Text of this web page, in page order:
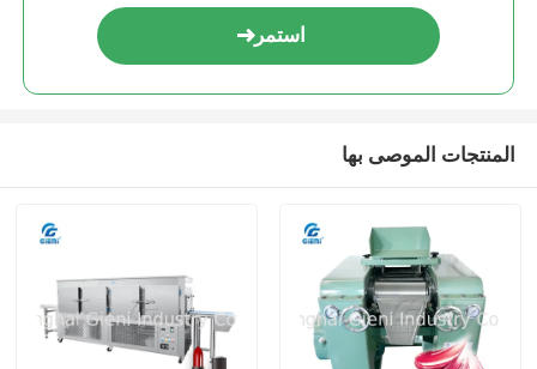
استمر
المنتجات الموصى بها